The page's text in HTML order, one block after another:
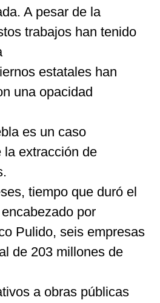
A pesar de la
trabajos han tenido
estatales han
una opacidad
es un caso
la extracción de
tiempo que duró el
por
Pulido, seis empresas
de 203 millones de
a obras públicas